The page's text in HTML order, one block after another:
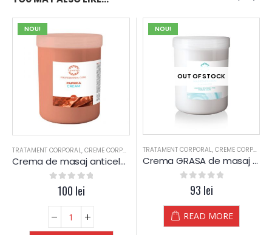
NOU!
TRATAMENT CORPORAL, CREME CORPORALE ,SALOANE
Crema de masaj anticelulita cu extract de ARDEI IUTE (paprika) Yamuna
out of 5
100 lei
NOU!
OUT OF STOCK
TRATAMENT CORPORAL, CREME CORPORALE
Crema GRASA de masaj – Yamuna
out of 5
93 lei
READ MORE